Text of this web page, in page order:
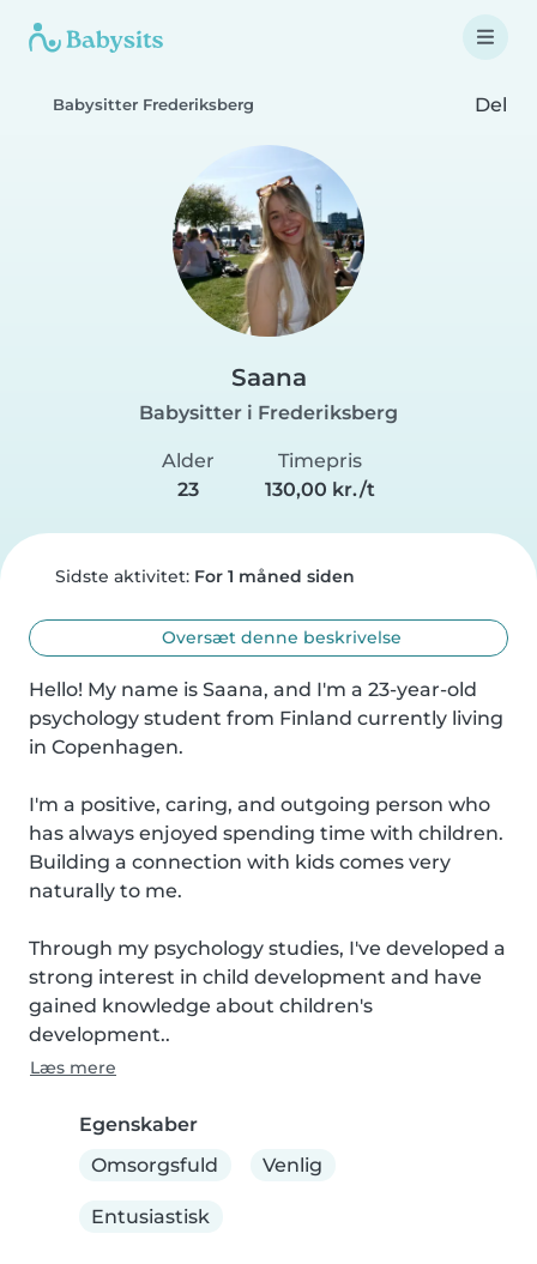
Babysitter Frederiksberg Del
Saana
Babysitter i Frederiksberg
Alder
23
Timepris
130,00 kr./t
Sidste aktivitet: For 1 måned siden
Oversæt denne beskrivelse
Hello! My name is Saana, and I'm a 23-year-old
psychology student from Finland currently living
in Copenhagen.
I'm a positive, caring, and outgoing person who
has always enjoyed spending time with children.
Building a connection with kids comes very
naturally to me.
Through my psychology studies, I've developed a
strong interest in child development and have
gained knowledge about children's
development..
Læs mere
Egenskaber
Omsorgsfuld
Venlig
Entusiastisk